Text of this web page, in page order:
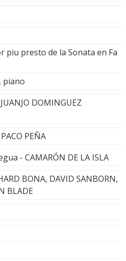
piu presto de la Sonata en Fa
piano
DOMINGUEZ
PEÑA
- CAMARÓN DE LA ISLA
BONA, DAVID SANBORN,
BLADE